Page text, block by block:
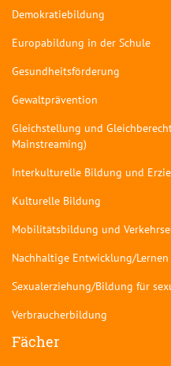
Demokratiebildung
Europabildung in der Schule
Gesundheitsförderung
Gewaltprävention
Gleichstellung und
Mainstreaming)
Interkulturelle Bildung und
Kulturelle Bildung
Mobilitätsbildung und
Nachhaltige Entwicklung/
Sexualerziehung/Bildung für
Verbraucherbildung
Fächer